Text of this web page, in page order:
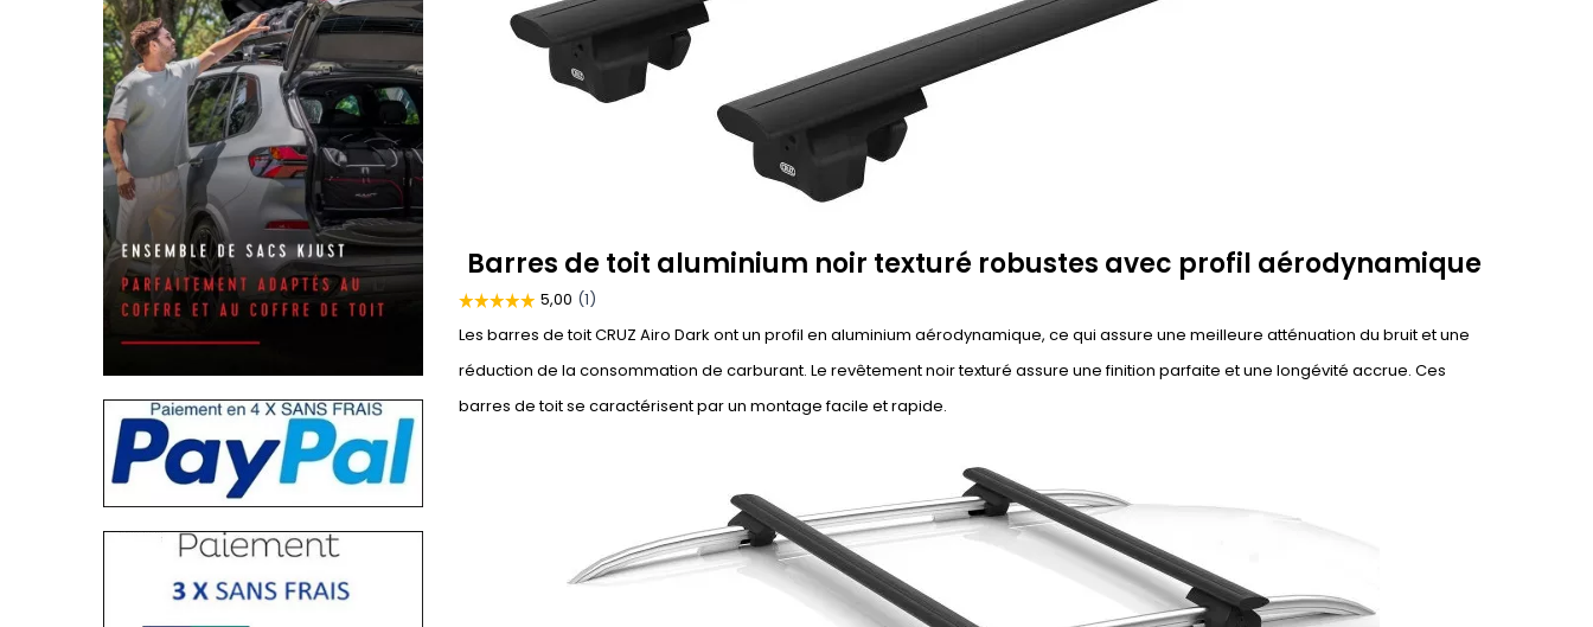
Barres de toit aluminium noir texturé robustes avec profil aérodynamique
Les barres de toit CRUZ Airo Dark ont un profil en aluminium aérodynamique, ce qui assure une meilleure atténuation du bruit et une
réduction de la consommation de carburant. Le revêtement noir texturé assure une finition parfaite et une longévité accrue. Ces
barres de toit se caractérisent par un montage facile et rapide.